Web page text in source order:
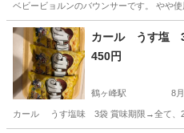
ベビービョルンのバウンサーです。 やや
神奈川 鎌倉市 和田塚駅 ベビ
カール うす塩
450円
鶴ヶ峰駅 8
カール うす塩味 3袋 賞味期限→全て、